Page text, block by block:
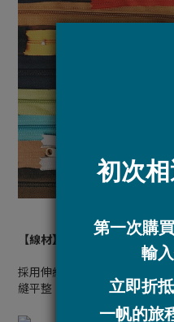
【線材】
採用伸縮度適中、耐拉、耐磨
縫平整，色牢度佳。